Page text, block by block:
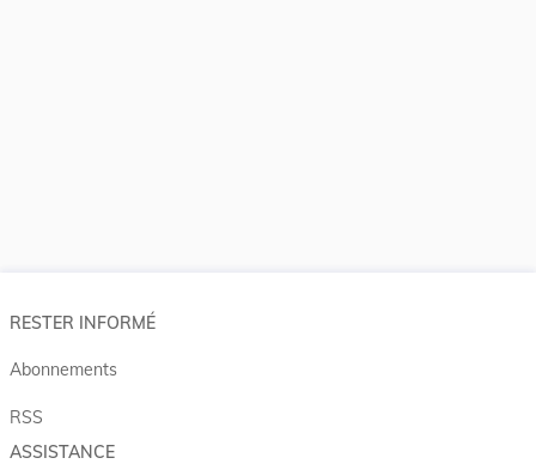
RESTER INFORMÉ
Abonnements
RSS
ASSISTANCE